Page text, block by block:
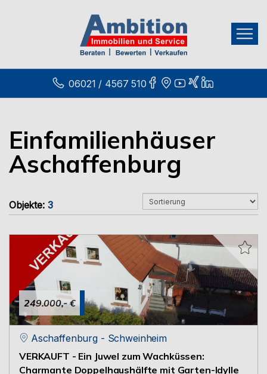
06021 / 4567 510
Einfamilienhäuser
Aschaffenburg
Objekte: 3
249.000,- €
Aschaffenburg - Schweinheim
VERKAUFT - Ein Juwel zum Wachküssen:
Charmante Doppelhaushälfte mit Garten-Idylle